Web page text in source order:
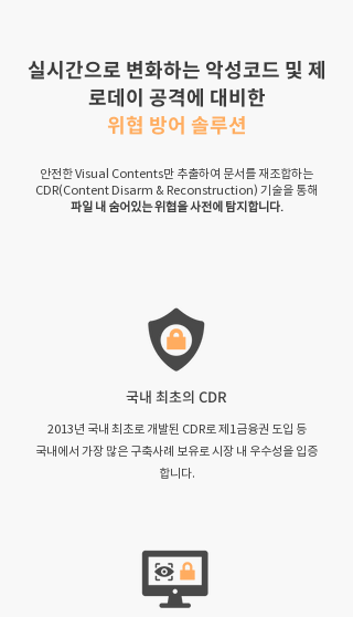
실시간으로 변화하는 악성코드 및 제
로데이 공격에 대비한
위협 방어 솔루션
안전한 Visual Contents만 추출하여 문서를 재조합하는
CDR(Content Disarm & Reconstruction) 기술을 통해
파일 내 숨어있는 위협을 사전에 탐지합니다.
​국내 최초의 CDR
2013년 국내 최초로 개발된 CDR로 제1금융권 도입 등
국내에서 가장 많은 구축사례 보유로 시장 내 우수성을 입증
합니다.